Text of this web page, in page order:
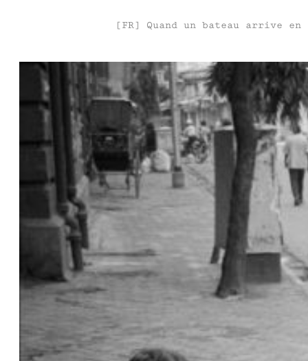
[FR] Quand un bateau arrive